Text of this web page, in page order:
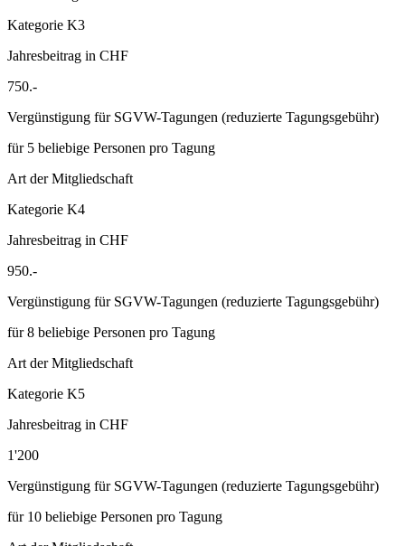
Kategorie K3
Jahresbeitrag in CHF
750.-
Vergünstigung für SGVW-Tagungen (reduzierte Tagungsgebühr)
für 5 beliebige Personen pro Tagung
Art der Mitgliedschaft
Kategorie K4
Jahresbeitrag in CHF
950.-
Vergünstigung für SGVW-Tagungen (reduzierte Tagungsgebühr)
für 8 beliebige Personen pro Tagung
Art der Mitgliedschaft
Kategorie K5
Jahresbeitrag in CHF
1'200
Vergünstigung für SGVW-Tagungen (reduzierte Tagungsgebühr)
für 10 beliebige Personen pro Tagung